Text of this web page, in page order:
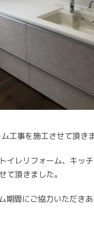
工事を施工させて頂きま
イレリフォーム、キッ
て頂きました。
期間にご協力いただき